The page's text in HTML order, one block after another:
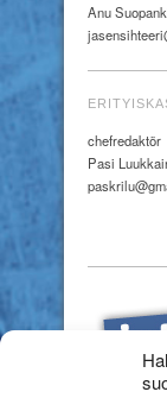
Anu
chefredaktör
Pasi